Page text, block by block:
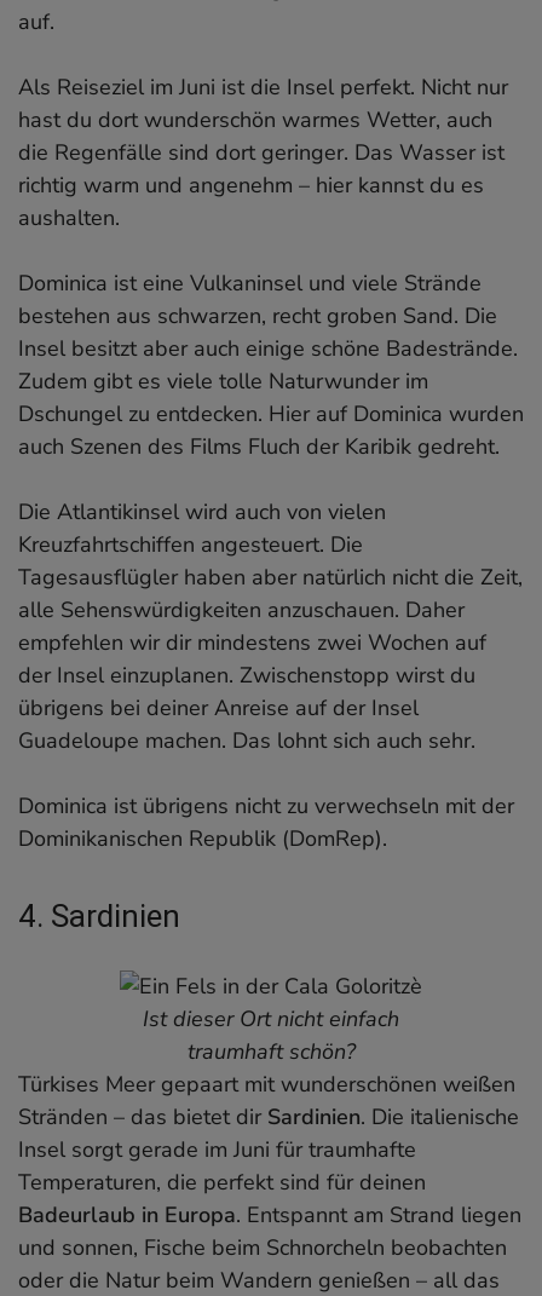
auf.
Als Reiseziel im Juni ist die Insel perfekt. Nicht nur
hast du dort wunderschön warmes Wetter, auch
die Regenfälle sind dort geringer. Das Wasser ist
richtig warm und angenehm – hier kannst du es
aushalten.
Dominica ist eine Vulkaninsel und viele Strände
bestehen aus schwarzen, recht groben Sand. Die
Insel besitzt aber auch einige schöne Badestrände.
Zudem gibt es viele tolle Naturwunder im
Dschungel zu entdecken. Hier auf Dominica wurden
auch Szenen des Films Fluch der Karibik gedreht.
Die Atlantikinsel wird auch von vielen
Kreuzfahrtschiffen angesteuert. Die
Tagesausflügler haben aber natürlich nicht die Zeit,
alle Sehenswürdigkeiten anzuschauen. Daher
empfehlen wir dir mindestens zwei Wochen auf
der Insel einzuplanen. Zwischenstopp wirst du
übrigens bei deiner Anreise auf der Insel
Guadeloupe machen. Das lohnt sich auch sehr.
Dominica ist übrigens nicht zu verwechseln mit der
Dominikanischen Republik (DomRep).
4. Sardinien
Ist dieser Ort nicht einfach
traumhaft schön?
Türkises Meer gepaart mit wunderschönen weißen
Stränden – das bietet dir Sardinien. Die italienische
Insel sorgt gerade im Juni für traumhafte
Temperaturen, die perfekt sind für deinen
Badeurlaub in Europa. Entspannt am Strand liegen
und sonnen, Fische beim Schnorcheln beobachten
oder die Natur beim Wandern genießen – all das